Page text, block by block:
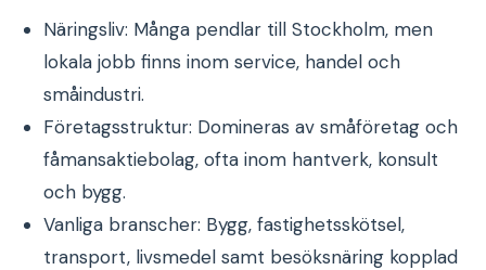
Näringsliv: Många pendlar till Stockholm, men
lokala jobb finns inom service, handel och
småindustri.
Företagsstruktur: Domineras av småföretag och
fåmansaktiebolag, ofta inom hantverk, konsult
och bygg.
Vanliga branscher: Bygg, fastighetsskötsel,
transport, livsmedel samt besöksnäring kopplad